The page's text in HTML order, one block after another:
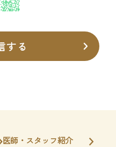
い。
医師・スタッフ紹介